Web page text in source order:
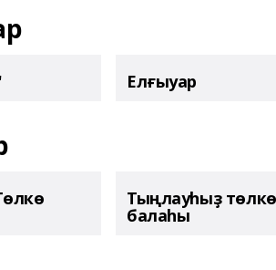
Елғыуар
Тыңлауһыҙ төлкө
балаһы